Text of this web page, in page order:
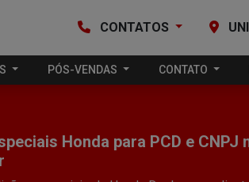
CONTATOS
PÓS-VENDAS CONTATO
Honda para PCD e CNPJ